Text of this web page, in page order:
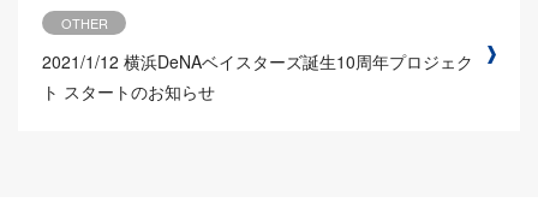
OTHER
2021/1/12 横浜DeNAベイスターズ誕生10周年プロジェク
ト スタートのお知らせ